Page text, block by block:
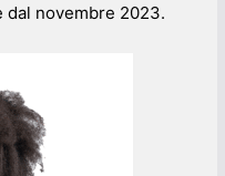
dal novembre 2023.